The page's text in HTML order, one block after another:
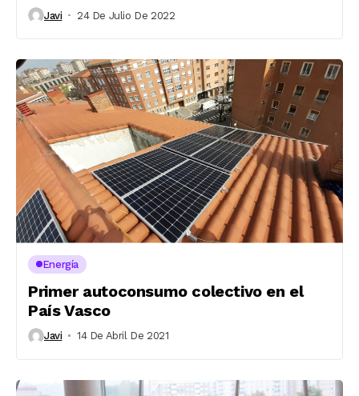
Javi 24 De Julio De 2022
Energía
Primer autoconsumo colectivo en el
País Vasco
Javi 14 De Abril De 2021